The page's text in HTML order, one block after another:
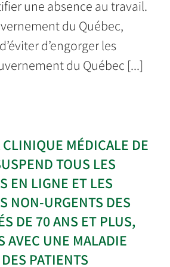
une absence au travail.
du Québec,
d’engorger les
du Québec [...]
MÉDICALE DE
TOUS LES
EN LIGNE ET LES
NON-URGENTS DES
DE 70 ANS ET PLUS,
AVEC UNE MALADIE
PATIENTS